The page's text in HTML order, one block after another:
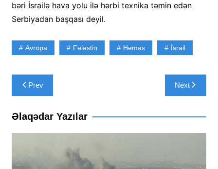
bəri İsrailə hava yolu ilə hərbi texnika təmin edən
Serbiyadan başqası deyil.
Avropa Fələstin Həmas İsrail
Yazı
naviqasiyası
Prev Next
Əlaqədar Yazılar